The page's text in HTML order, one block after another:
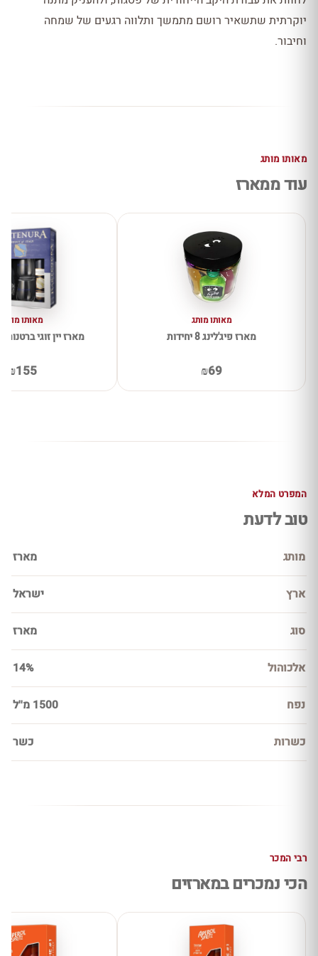
יוקרתית שתשאיר רושם מתמשך ותלווה רגעים של שמחה
וחיבור.
מאותו מותג
עוד ממארז
מאותו מותג
מארז פיג'לינג 8 יחידות
₪69
מאותו מותג
מארז יין זוגי
₪155
המפרט המלא
טוב לדעת
מותג מארז
ארץ ישראל
סוג מארז
אלכוהול 14%
נפח 1500 מ''ל
כשרות כשר
רבי המכר
הכי נמכרים במארזים